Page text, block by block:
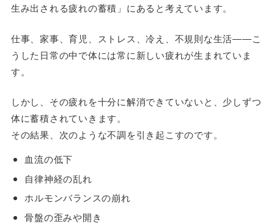
生み出される疲れの蓄積」にあると考えています。
仕事、家事、育児、ストレス、冷え、不規則な生活――こ
うした日常の中で体には常に新しい疲れが生まれていま
す。
しかし、その疲れを十分に解消できていないと、少しずつ
体に蓄積されていきます。
その結果、次のような不調を引き起こすのです。
血流の低下
自律神経の乱れ
ホルモンバランスの崩れ
骨盤の歪みや開き